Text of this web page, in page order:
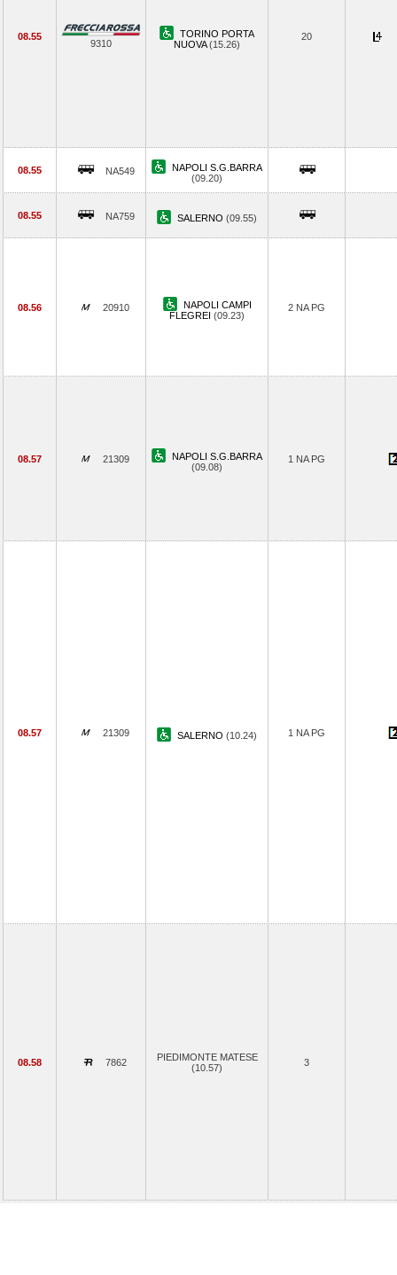
08.55
9310
TORINO PORTA
NUOVA(15.26)
20
08.55 NA549
NAPOLI S.G.BARRA
(09.20)
08.55 NA759 SALERNO (09.55)
08.56 20910
NAPOLI CAMPI
FLEGREI (09.23)
2 NA PG
08.57 21309
NAPOLI S.G.BARRA
(09.08)
1 NA PG
08.57 21309 SALERNO (10.24) 1 NA PG
08.58 7862
PIEDIMONTE MATESE
(10.57)
3